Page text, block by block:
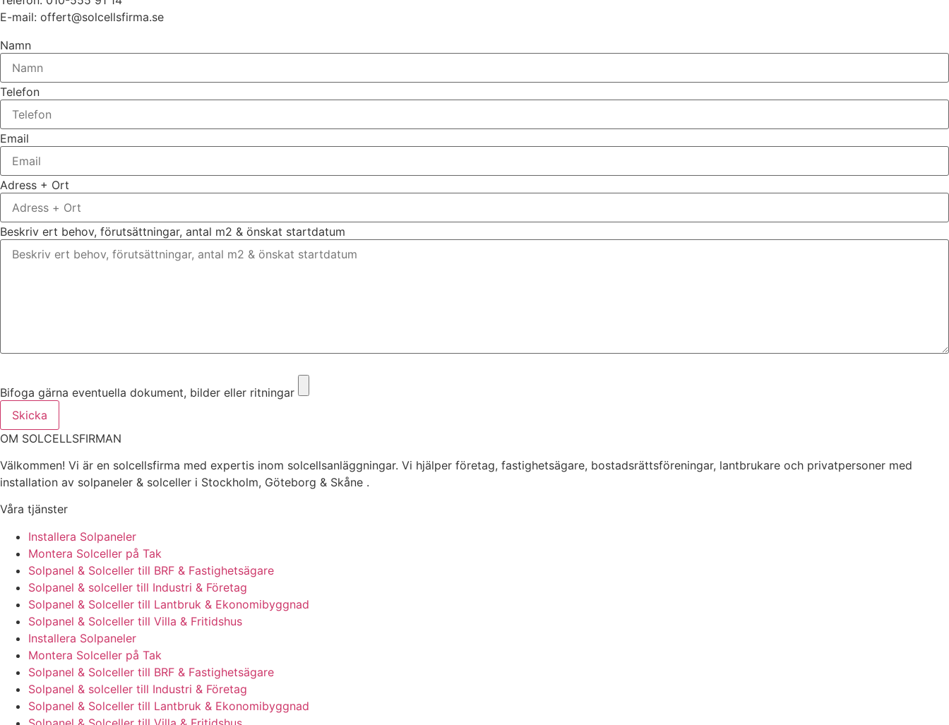
E-mail: offert@solcellsfirma.se
Namn
Telefon
Email
Adress + Ort
Beskriv ert behov, förutsättningar, antal m2 & önskat startdatum
Bifoga gärna eventuella dokument, bilder eller ritningar
Skicka
OM SOLCELLSFIRMAN
Välkommen! Vi är en solcellsfirma med expertis inom solcellsanläggningar. Vi hjälper företag, fastighetsägare, bostadsrättsföreningar, lantbrukare och privatpersoner med
installation av solpaneler & solceller i Stockholm, Göteborg & Skåne .
Våra tjänster
Installera Solpaneler
Montera Solceller på Tak
Solpanel & Solceller till BRF & Fastighetsägare
Solpanel & solceller till Industri & Företag
Solpanel & Solceller till Lantbruk & Ekonomibyggnad
Solpanel & Solceller till Villa & Fritidshus
Installera Solpaneler
Montera Solceller på Tak
Solpanel & Solceller till BRF & Fastighetsägare
Solpanel & solceller till Industri & Företag
Solpanel & Solceller till Lantbruk & Ekonomibyggnad